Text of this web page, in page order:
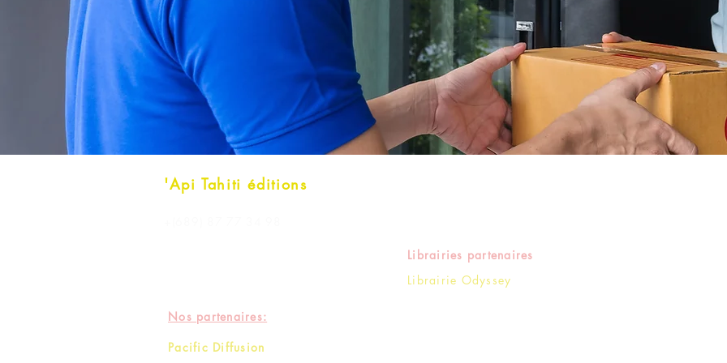
'Api Tahiti éditions
Nos partenaires:
Pacific Diffusion
Librairies partenaires
Librairie Odyssey